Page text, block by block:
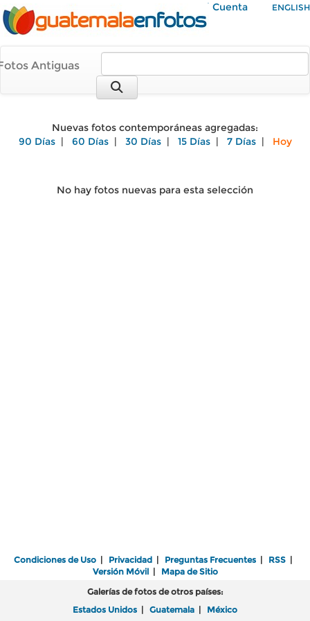
Mi Cuenta ENGLISH
Antiguas
Nuevas fotos contemporáneas agregadas:
90 Días| 60 Días| 30 Días| 15 Días| 7 Días| Hoy
No hay fotos nuevas para esta selección
Condiciones de Uso Privacidad Preguntas Frecuentes RSS
Versión Móvil| Mapa de Sitio
Galerías de fotos de otros países:
Estados Unidos
Guatemala México